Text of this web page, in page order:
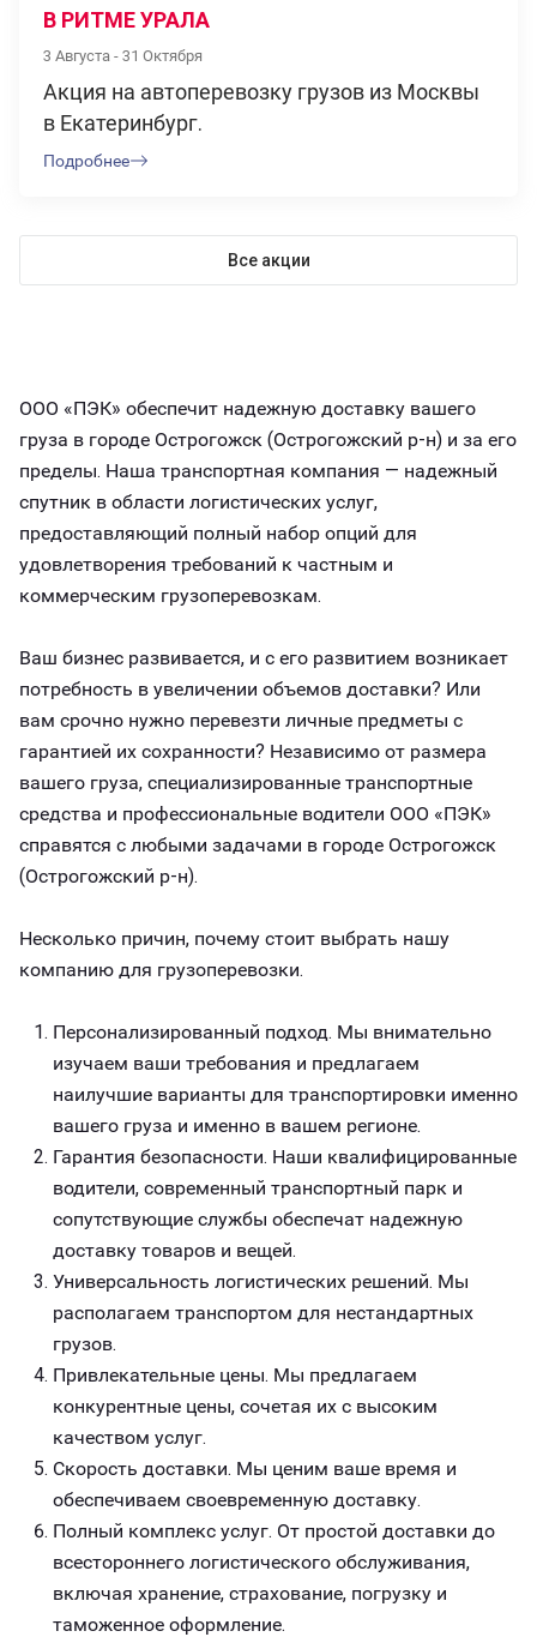
В РИТМЕ УРАЛА
3 Августа - 31 Октября
Акция на автоперевозку грузов из Москвы
в Екатеринбург.
Подробнее
Все акции
ООО «ПЭК» обеспечит надежную доставку вашего
груза в городе Острогожск (Острогожский р-н) и за его
пределы. Наша транспортная компания — надежный
спутник в области логистических услуг,
предоставляющий полный набор опций для
удовлетворения требований к частным и
коммерческим грузоперевозкам.
Ваш бизнес развивается, и с его развитием возникает
потребность в увеличении объемов доставки? Или
вам срочно нужно перевезти личные предметы с
гарантией их сохранности? Независимо от размера
вашего груза, специализированные транспортные
средства и профессиональные водители ООО «ПЭК»
справятся с любыми задачами в городе Острогожск
(Острогожский р-н).
Несколько причин, почему стоит выбрать нашу
компанию для грузоперевозки.
Персонализированный подход. Мы внимательно
изучаем ваши требования и предлагаем
наилучшие варианты для транспортировки именно
вашего груза и именно в вашем регионе.
Гарантия безопасности. Наши квалифицированные
водители, современный транспортный парк и
сопутствующие службы обеспечат надежную
доставку товаров и вещей.
Универсальность логистических решений. Мы
располагаем транспортом для нестандартных
грузов.
Привлекательные цены. Мы предлагаем
конкурентные цены, сочетая их с высоким
качеством услуг.
Скорость доставки. Мы ценим ваше время и
обеспечиваем своевременную доставку.
Полный комплекс услуг. От простой доставки до
всестороннего логистического обслуживания,
включая хранение, страхование, погрузку и
таможенное оформление.